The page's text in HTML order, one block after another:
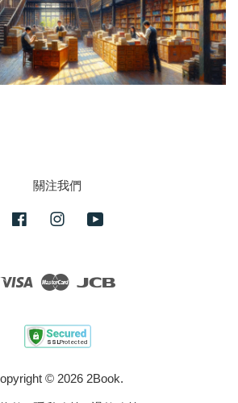
關注我們
FacebookInstagram
Visa Master
© 2026 2Book.